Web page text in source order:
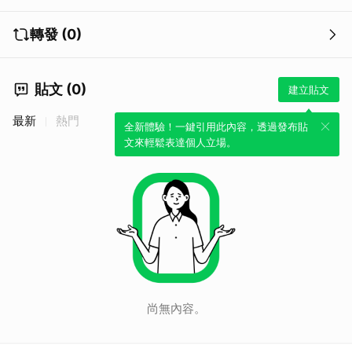
轉發 (0)
貼文 (0) 建立貼文
全新體驗！一鍵引用此內容，透過發布貼
文來輕鬆表達個人立場。
最新 熱門
尚無內容。